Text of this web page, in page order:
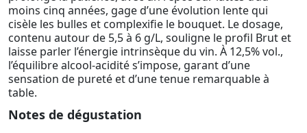
moins cinq années, gage d’une évolution lente qui
cisèle les bulles et complexifie le bouquet. Le dosage,
contenu autour de 5,5 à 6 g/L, souligne le profil Brut et
laisse parler l’énergie intrinsèque du vin. À 12,5% vol.,
l’équilibre alcool-acidité s’impose, garant d’une
sensation de pureté et d’une tenue remarquable à
table.
Notes de dégustation